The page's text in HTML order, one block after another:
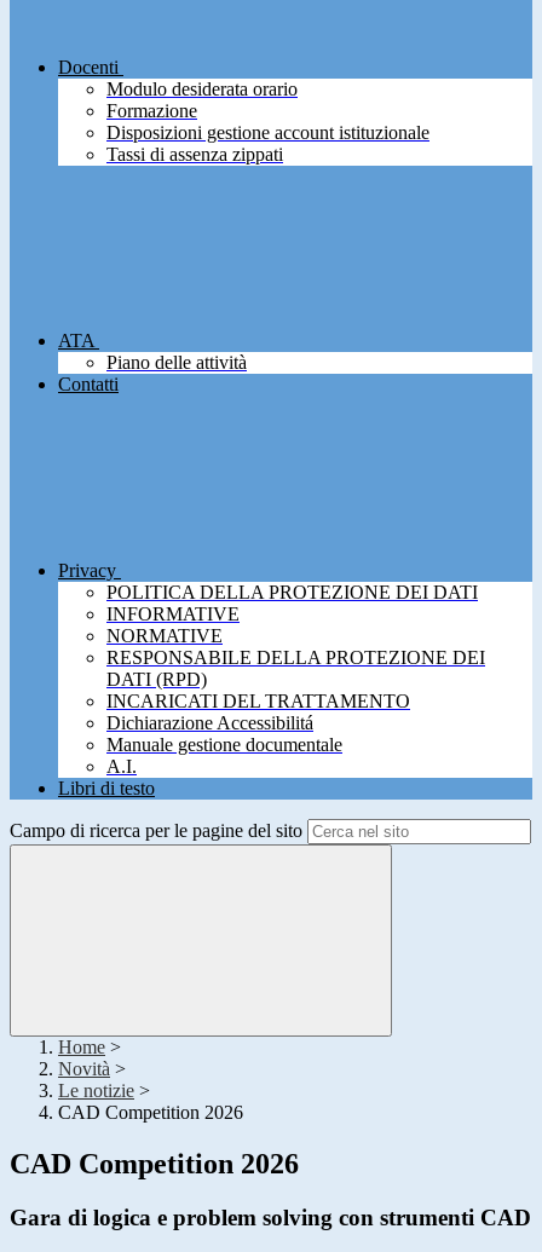
Docenti
Modulo desiderata orario
Formazione
Disposizioni gestione account istituzionale
Tassi di assenza zippati
ATA
Piano delle attività
Contatti
Privacy
POLITICA DELLA PROTEZIONE DEI DATI
INFORMATIVE
NORMATIVE
RESPONSABILE DELLA PROTEZIONE DEI
DATI (RPD)
INCARICATI DEL TRATTAMENTO
Dichiarazione Accessibilitá
Manuale gestione documentale
A.I.
Libri di testo
Campo di ricerca per le pagine del sito
Home >
Novità >
Le notizie >
CAD Competition 2026
CAD Competition 2026
Gara di logica e problem solving con strumenti CAD